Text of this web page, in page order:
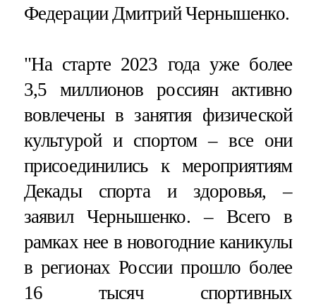
Федерации Дмитрий Чернышенко.
"На старте 2023 года уже более
3,5 миллионов россиян активно
вовлечены в занятия физической
культурой и спортом – все они
присоединились к мероприятиям
Декады спорта и здоровья, –
заявил Чернышенко. – Всего в
рамках нее в новогодние каникулы
в регионах России прошло более
16 тысяч спортивных